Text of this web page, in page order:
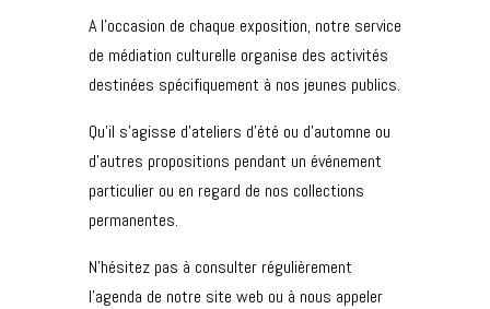
A l’occasion de chaque exposition, notre service
de médiation culturelle organise des activités
destinées spécifiquement à nos jeunes publics.
Qu’il s’agisse d’ateliers d’été ou d’automne ou
d’autres propositions pendant un événement
particulier ou en regard de nos collections
permanentes.
N’hésitez pas à consulter régulièrement
l’agenda de notre site web ou à nous appeler